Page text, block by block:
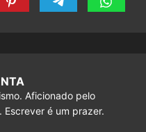
Aficionado pelo
Escrever é um prazer.